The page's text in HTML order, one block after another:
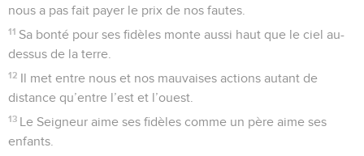
nous a pas fait payer le prix de nos fautes.
11 Sa bonté pour ses fidèles monte aussi haut que le ciel au-
dessus de la terre.
12 Il met entre nous et nos mauvaises actions autant de
distance qu’entre l’est et l’ouest.
13 Le Seigneur aime ses fidèles comme un père aime ses
enfants.